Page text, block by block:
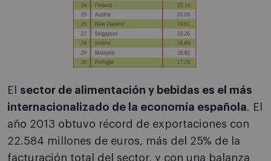
El sector de alimentación y bebidas es el más
internacionalizado de la economía española. El
año 2013 obtuvo récord de exportaciones con
22.584 millones de euros, más del 25% de la
facturación total del sector, y con una balanza